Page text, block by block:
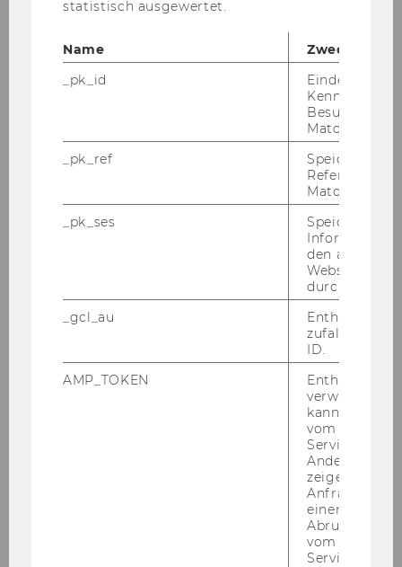
statistisch ausgewertet.
Name
Zweck
_pk_id
Eindeutige
Besuchers
Matomo.
_pk_ref
Speicherung
Referrers
Matomo.
_pk_ses
Speicherung
den aktuellen
durch
_gcl_au
Enthält eine
ID.
AMP_TOKEN
Enthält ein
verwendet
kann, um
vom AMP-
Service
Andere
zeigen Opt-
Anfrage im
einen Fehler
Abrufen
vom AMP
Service an.